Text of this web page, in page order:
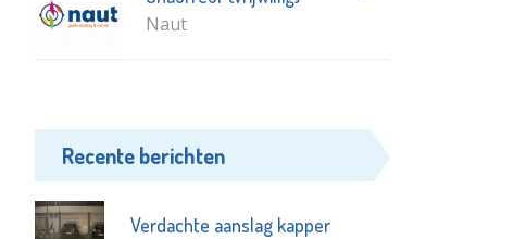
Naut
Recente berichten
Verdachte aanslag kapper